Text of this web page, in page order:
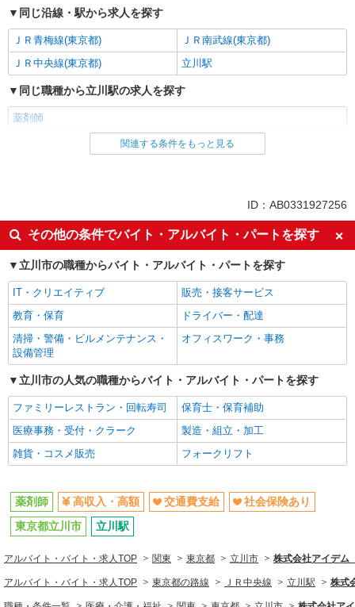
同じ沿線・駅から求人を探す
ＪＲ青梅線(東京都)
ＪＲ南武線(東京都)
ＪＲ中央線(東京都)
立川駅
同じ職種から立川駅の求人を探す
薬剤師
同じ雇用形態から立川駅の求人を探す
高収入・高額
交通費支給
社会保険あり
医療・介護・福祉
薬剤師
同じ特徴から求人を探す
交通費支給 社会保険あり
関連する条件をもっと見る
ID：AB0331927256
その他の条件でバイト・アルバイト・パートを探す
立川市の職種からバイト・アルバイト・パートを探す
IT・クリエイティブ
販売・接客サービス
教育・保育
ドライバー・配達
清掃・警備・ビルメンテナンス・
設備管理
オフィスワーク・事務
立川市の人気の職種からバイト・アルバイト・パートを探す
ファミリーレストラン・回転寿司
保育士・保育補助
医療事務・受付・クラーク
製造・組立・加工
雑貨・コスメ販売
フォークリフト
薬剤師 高収入・高額 交通費支給
社会保険あり
東京都立川市
立川駅
アルバイト・バイト・求人TOP 関東 東京都 立川市 株式会社アイデ
アルバイト・バイト・求人TOP 東京都の路線 ＪＲ中央線 立川駅 株式